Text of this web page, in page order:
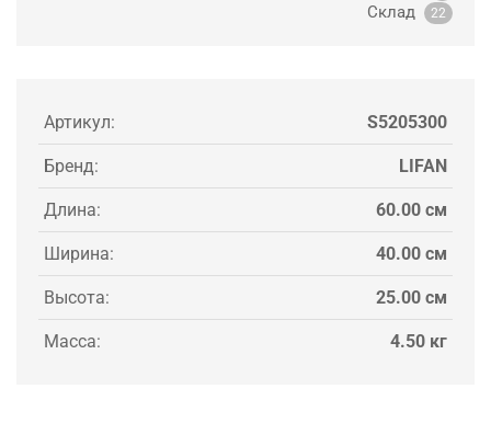
Склад 22
Артикул: S5205300
Бренд: LIFAN
Длина: 60.00 см
Ширина: 40.00 см
Высота: 25.00 см
Масса: 4.50 кг